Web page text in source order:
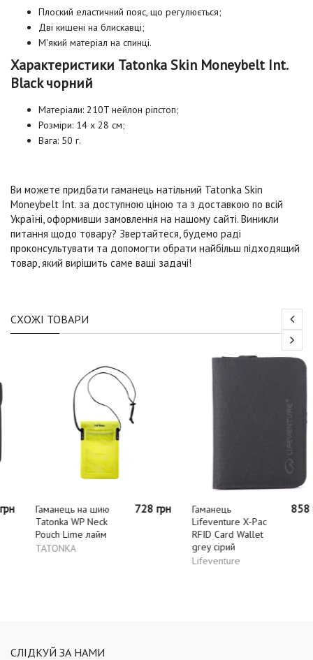
Плоский еластичний пояс, що регулюється;
Дві кишені на блискавці;
М'який матеріал на спинці.
Характеристики Tatonka Skin Moneybelt Int.
Black чорний
Матеріали: 210T нейлон ріпстоп;
Розміри: 14 х 28 см;
Вага: 50 г.
Ви можете придбати гаманець натільний Tatonka Skin
Moneybelt Int. за доступною ціною та з доставкою по всій
Україні, оформивши замовлення на нашому сайті. Виникли
питання щодо товару? Звертайтеся, будемо раді
проконсультувати та допомогти обрати найбільш підходящий
товар, який вирішить саме ваші задачі!
СХОЖІ ТОВАРИ
Гаманець на шию
Tatonka WP Neck
Pouch Lime лайм
TATONKA
728 грн
Гаманець
Lifeventure X-Pac
RFID Card Wallet
grey сірий
Lifeventure
858 грн
СЛІДКУЙ ЗА НАМИ